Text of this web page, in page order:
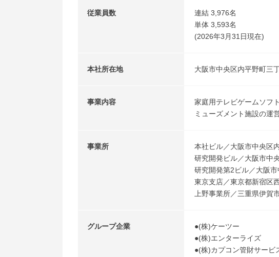
従業員数
連結 3,976名
単体 3,593名
(2026年3月31日現在)
本社所在地 大阪市中央区内平野町三
事業内容
家庭用テレビゲームソフ
ミューズメント施設の運
事業所
本社ビル／大阪市中央区
研究開発ビル／大阪市中
研究開発第2ビル／大阪
東京支店／東京都新宿
上野事業所／三重県伊賀
グループ企業
●(株)ケーツー
●(株)エンターライズ
●(株)カプコン管財サービ